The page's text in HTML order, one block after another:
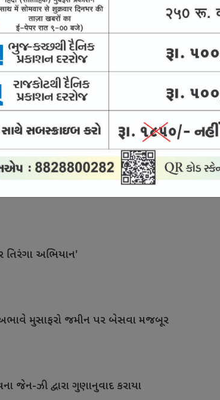
સુવિધાઓ વધારવા માંગ
લોન
તિરંગા અભિયાન'
અભાવે મુસાફરો જમીન પર બેસવા મજબૂર
ઝી દ્વારા ગુણાનુવાદ કરાયા